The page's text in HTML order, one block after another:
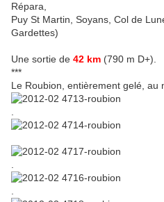
Répara,
Puy St Martin, Soyans, Col de
Gardettes)
Une sortie de 42 km (790 m D+).
***
Le Roubion, entièrement gelé, au